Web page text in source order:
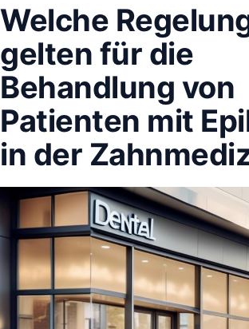
Welche
gelten für die
Behandlung von
Patienten mit
in der